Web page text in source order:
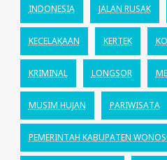
INDONESIA JALAN RUSAK
KECELAKAAN KERTEK
KRIMINAL LONGSOR
MUSIM HUJAN PARIWISATA
PEMERINTAH KABUPATEN